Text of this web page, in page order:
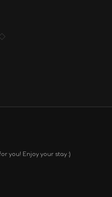
you! Enjoy your stay :)